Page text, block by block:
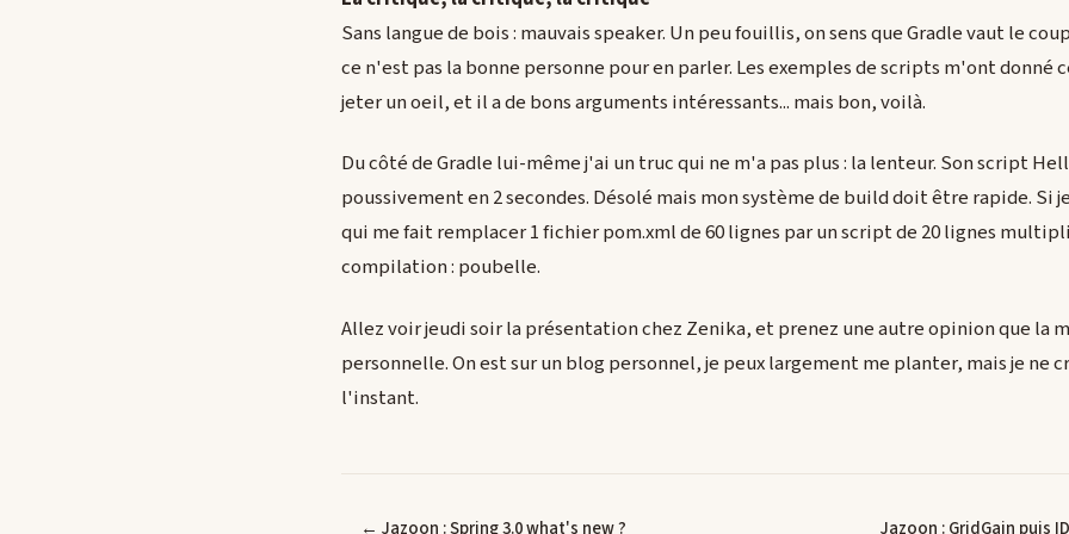
Sans langue de bois : mauvais speaker. Un peu fouillis, on sens que Gradle vaut le
ce n'est pas la bonne personne pour en parler. Les exemples de scripts m'ont donné
jeter un oeil, et il a de bons arguments intéressants... mais bon, voilà.
Du côté de Gradle lui-même j'ai un truc qui ne m'a pas plus : la lenteur. Son script
poussivement en 2 secondes. Désolé mais mon système de build doit être rapide. Si
qui me fait remplacer 1 fichier pom.xml de 60 lignes par un script de 20 lignes
compilation : poubelle.
Allez voir jeudi soir la présentation chez Zenika, et prenez une autre opinion que la
personnelle. On est sur un blog personnel, je peux largement me planter, mais je ne
l'instant.